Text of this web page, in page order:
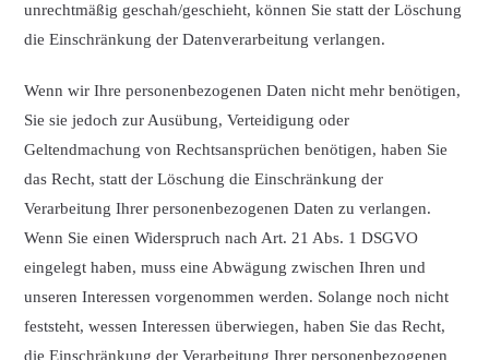
unrechtmäßig geschah/geschieht, können Sie statt der Löschung
die Einschränkung der Datenverarbeitung verlangen.
Wenn wir Ihre personenbezogenen Daten nicht mehr benötigen,
Sie sie jedoch zur Ausübung, Verteidigung oder
Geltendmachung von Rechtsansprüchen benötigen, haben Sie
das Recht, statt der Löschung die Einschränkung der
Verarbeitung Ihrer personenbezogenen Daten zu verlangen.
Wenn Sie einen Widerspruch nach Art. 21 Abs. 1 DSGVO
eingelegt haben, muss eine Abwägung zwischen Ihren und
unseren Interessen vorgenommen werden. Solange noch nicht
feststeht, wessen Interessen überwiegen, haben Sie das Recht,
die Einschränkung der Verarbeitung Ihrer personenbezogenen